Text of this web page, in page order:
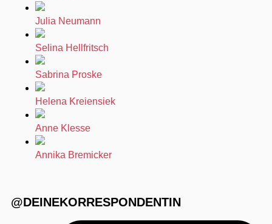
Julia Neumann
Selina Hellfritsch
Sabrina Proske
Helena Kreiensiek
Anne Klesse
Annika Bremicker
@DEINEKORRESPONDENTIN